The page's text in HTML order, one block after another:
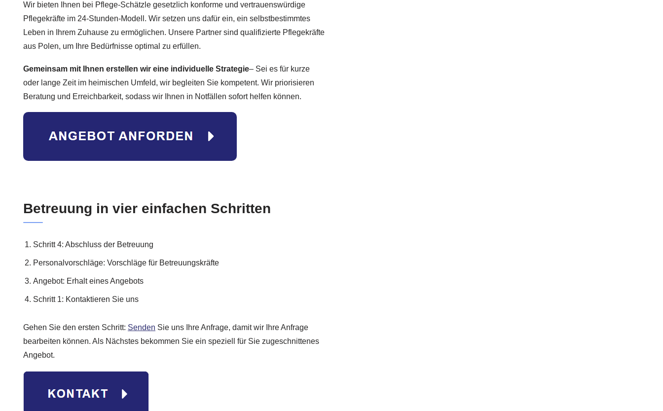
Wir bieten Ihnen bei Pflege-Schätzle gesetzlich konforme und vertrauenswürdige
Pflegekräfte im 24-Stunden-Modell. Wir setzen uns dafür ein, ein selbstbestimmtes
Leben in Ihrem Zuhause zu ermöglichen. Unsere Partner sind qualifizierte Pflegekräfte
aus Polen, um Ihre Bedürfnisse optimal zu erfüllen.
Gemeinsam mit Ihnen erstellen wir eine individuelle Strategie– Sei es für kurze
oder lange Zeit im heimischen Umfeld, wir begleiten Sie kompetent. Wir priorisieren
Beratung und Erreichbarkeit, sodass wir Ihnen in Notfällen sofort helfen können.
Betreuung in vier einfachen Schritten
Schritt 4: Abschluss der Betreuung
Personalvorschläge: Vorschläge für Betreuungskräfte
Angebot: Erhalt eines Angebots
Schritt 1: Kontaktieren Sie uns
Gehen Sie den ersten Schritt: Senden Sie uns Ihre Anfrage, damit wir Ihre Anfrage
bearbeiten können. Als Nächstes bekommen Sie ein speziell für Sie zugeschnittenes
Angebot.